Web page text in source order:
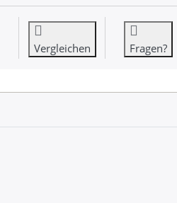
Vergleichen Fragen?